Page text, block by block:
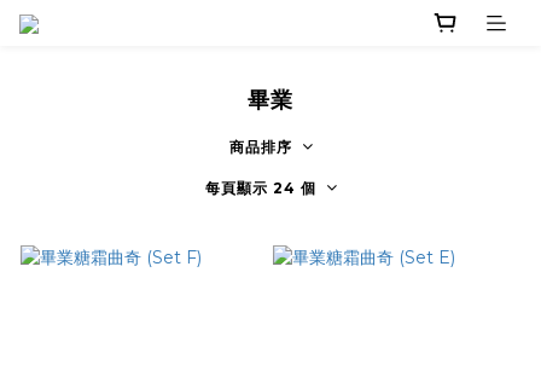
畢業
商品排序
每頁顯示 24 個